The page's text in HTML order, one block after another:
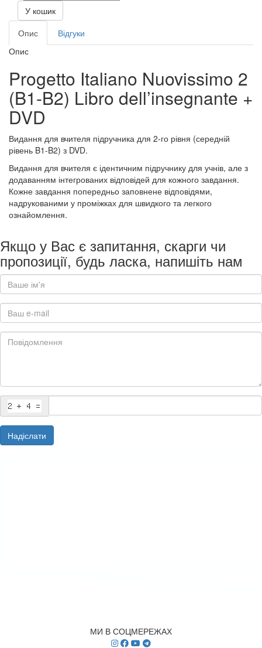
У кошик
Опис
Відгуки
Опис
Progetto Italiano Nuovissimo 2
(B1-B2) Libro dell’insegnante +
DVD
Видання для вчителя підручника для 2-го рівня (середній
рівень B1-B2) з DVD.
Видання для вчителя є ідентичним підручнику для учнів, але з
додаванням інтегрованих відповідей для кожного завдання.
Кожне завдання попередньо заповнене відповідями,
надрукованими у проміжках для швидкого та легкого
ознайомлення.
Якщо у Вас є запитання, скарги чи
пропозиції, будь ласка, напишіть нам
Надіслати
МИ В СОЦМЕРЕЖАХ